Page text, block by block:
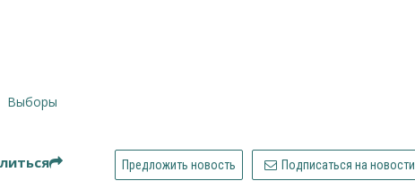
выборы
Предложить новость Подписаться на новости